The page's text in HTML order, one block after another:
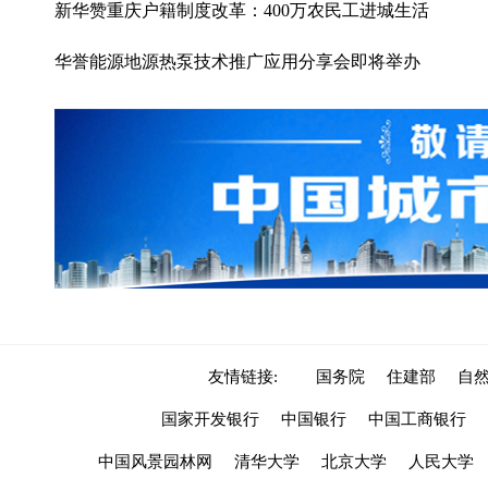
新华赞重庆户籍制度改革：400万农民工进城生活
华誉能源地源热泵技术推广应用分享会即将举办
友情链接: 国务院 住建部 自
国家开发银行 中国银行 中国工商银行
中国风景园林网 清华大学 北京大学 人民大学